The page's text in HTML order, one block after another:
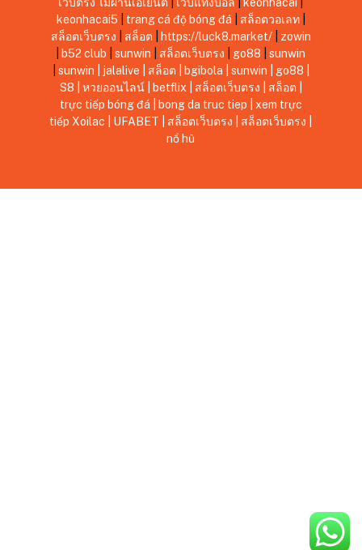
keonhacai5
trang cá độ bóng đá สล็อตวอเลท|
สล็อตเว็บตรง
สล็อต https://luck8.market/| zowin
b52 club |sunwin สล็อตเว็บตรง go88 |sunwin
sunwin jalalive สล็อต bgibola sunwin go88
S8
หวยออนไลน์| betflix สล็อตเว็บตรง สล็อต
trực tiếp bóng đá
bong da truc tiep
xem trực
tiếp Xoilac
UFABET สล็อตเว็บตรง สล็อตเว็บตรง
nổ hũ